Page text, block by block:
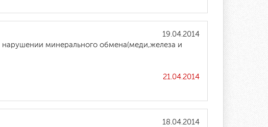
19.04.2014
нарушении минерального обмена(меди,железа и
21.04.2014
18.04.2014